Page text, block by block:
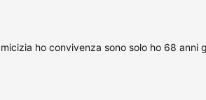
ho convivenza sono solo ho 68 anni